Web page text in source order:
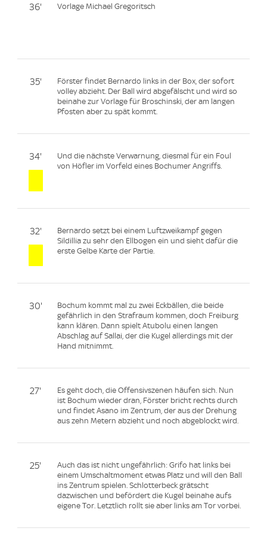
36' Vorlage Michael Gregoritsch
35'
Förster findet Bernardo links in der Box, der sofort
volley abzieht. Der Ball wird abgefälscht und wird so
beinahe zur Vorlage für Broschinski, der am langen
Pfosten aber zu spät kommt.
34'
Und die nächste Verwarnung, diesmal für ein Foul
von Höfler im Vorfeld eines Bochumer Angriffs.
32'
Bernardo setzt bei einem Luftzweikampf gegen
Sildillia zu sehr den Ellbogen ein und sieht dafür die
erste Gelbe Karte der Partie.
30'
Bochum kommt mal zu zwei Eckbällen, die beide
gefährlich in den Strafraum kommen, doch Freiburg
kann klären. Dann spielt Atubolu einen langen
Abschlag auf Sallai, der die Kugel allerdings mit der
Hand mitnimmt.
27'
Es geht doch, die Offensivszenen häufen sich. Nun
ist Bochum wieder dran, Förster bricht rechts durch
und findet Asano im Zentrum, der aus der Drehung
aus zehn Metern abzieht und noch abgeblockt wird.
25'
Auch das ist nicht ungefährlich: Grifo hat links bei
einem Umschaltmoment etwas Platz und will den Ball
ins Zentrum spielen. Schlotterbeck grätscht
dazwischen und befördert die Kugel beinahe aufs
eigene Tor. Letztlich rollt sie aber links am Tor vorbei.